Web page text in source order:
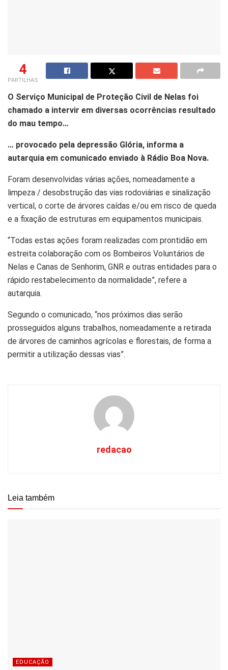
4
PARTILHAS
O Serviço Municipal de Proteção Civil de Nelas foi
chamado a intervir em diversas ocorrências resultado
do mau tempo…
… provocado pela depressão Glória, informa a
autarquia em comunicado enviado à Rádio Boa Nova.
Foram desenvolvidas várias ações, nomeadamente a
limpeza / desobstrução das vias rodoviárias e sinalização
vertical, o corte de árvores caídas e/ou em risco de queda
e a fixação de estruturas em equipamentos municipais.
“Todas estas ações foram realizadas com prontidão em
estreita colaboração com os Bombeiros Voluntários de
Nelas e Canas de Senhorim, GNR e outras entidades para o
rápido restabelecimento da normalidade”, refere a
autarquia.
Segundo o comunicado, “nos próximos dias serão
prosseguidos alguns trabalhos, nomeadamente a retirada
de árvores de caminhos agrícolas e florestais, de forma a
permitir a utilização dessas vias”.
redacao
Leia também
EDUCAÇÃO